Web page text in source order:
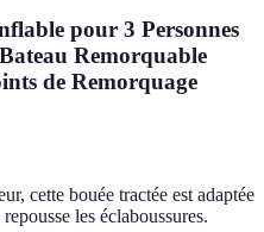
pour 3 Personnes
Remorquable
de Remorquage
cette bouée tractée est adaptée
les éclaboussures.